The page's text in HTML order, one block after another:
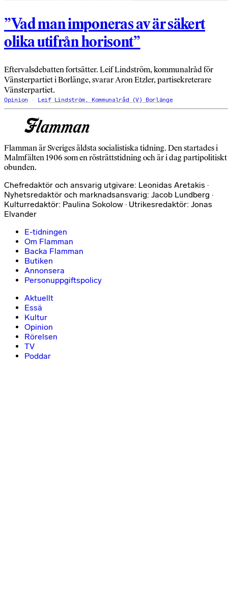
”Vad man imponeras av är säkert
olika utifrån horisont”
Eftervalsdebatten fortsätter. Leif Lindström, kommunalråd för
Vänsterpartiet i Borlänge, svarar Aron Etzler, partisekreterare
Vänsterpartiet.
Opinion Leif Lindström, Kommunalråd (V) Borlänge
Flamman är Sveriges äldsta socialistiska tidning. Den startades i
Malmfälten 1906 som en rösträttstidning och är i dag partipolitiskt
obunden.
Chefredaktör och ansvarig utgivare: Leonidas Aretakis ·
Nyhetsredaktör och marknadsansvarig: Jacob Lundberg ·
Kulturredaktör: Paulina Sokolow · Utrikesredaktör: Jonas
Elvander
E-tidningen
Om Flamman
Backa Flamman
Butiken
Annonsera
Personuppgiftspolicy
Aktuellt
Essä
Kultur
Opinion
Rörelsen
TV
Poddar